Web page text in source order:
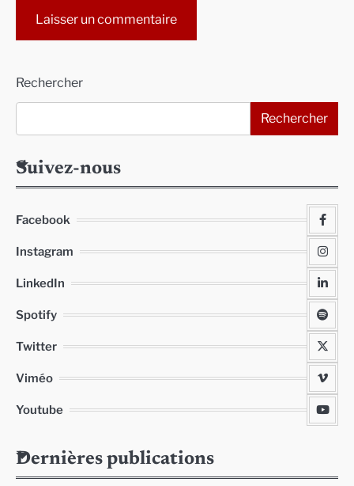
Rechercher
Rechercher
Suivez-nous
Facebook
Instagram
LinkedIn
Spotify
Twitter
Viméo
Youtube
Dernières publications